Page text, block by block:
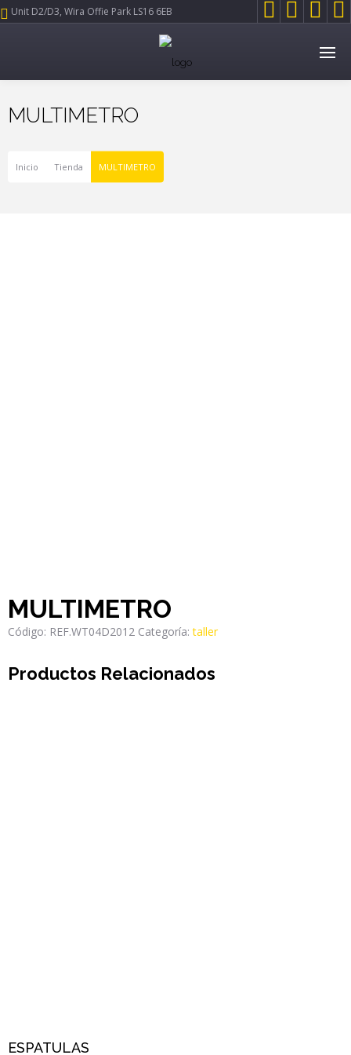
Unit D2/D3, Wira Offie Park LS16 6EB    
MULTIMETRO
Inicio Tienda MULTIMETRO
MULTIMETRO
Código: REF.WT04D2012 Categoría:taller
Productos Relacionados
ESPATULAS